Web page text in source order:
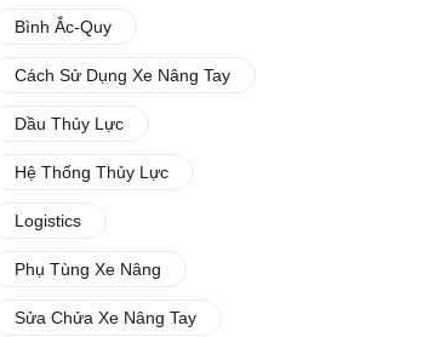
Bình Ắc-Quy
Cách Sử Dụng Xe Nâng Tay
Dầu Thủy Lực
Hệ Thống Thủy Lực
Logistics
Phụ Tùng Xe Nâng
Sửa Chửa Xe Nâng Tay